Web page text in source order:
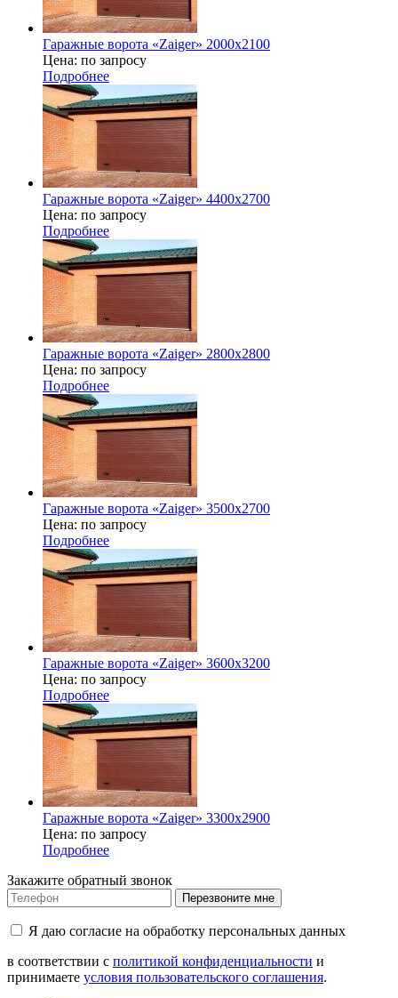
Гаражные ворота «Zaiger» 2000х2100
Цена: по запросу
Подробнее
Гаражные ворота «Zaiger» 4400x2700
Цена: по запросу
Подробнее
Гаражные ворота «Zaiger» 2800x2800
Цена: по запросу
Подробнее
Гаражные ворота «Zaiger» 3500x2700
Цена: по запросу
Подробнее
Гаражные ворота «Zaiger» 3600x3200
Цена: по запросу
Подробнее
Гаражные ворота «Zaiger» 3300x2900
Цена: по запросу
Подробнее
Закажите обратный звонок
Перезвоните мне
Я даю согласие на обработку персональных данных
в соответствии с политикой конфиденциальности и
принимаете условия пользовательского соглашения.